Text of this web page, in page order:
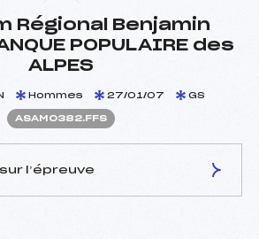
Régional Benjamin
POPULAIRE des
ALPES
Hommes 27/01/07 GS
ASAM0382.FFS
l’épreuve